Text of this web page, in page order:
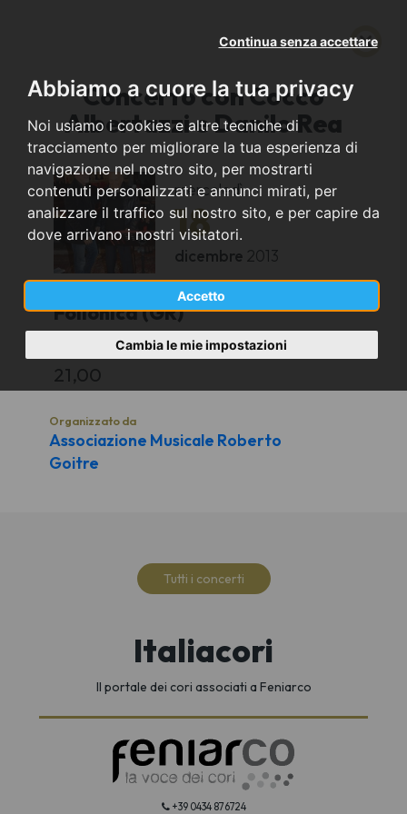
Abbiamo a cuore la tua privacy
Noi usiamo i cookies e altre tecniche di
tracciamento per migliorare la tua esperienza di
navigazione nel nostro sito, per mostrarti
contenuti personalizzati e annunci mirati, per
analizzare il traffico sul nostro sito, e per capire da
dove arrivano i nostri visitatori.
Accetto
Continua senza accettare
Cambia le mie impostazioni
Concerto con Cocco
Albertazzi e Danilo Rea
mercoledì
18
dicembre 2013
Follonica (GR)
Cattedrale San Leopoldo
21,00
Organizzato da
Associazione Musicale Roberto
Goitre
Tutti i concerti
Italiacori
Il portale dei cori associati a Feniarco
+39 0434 876724